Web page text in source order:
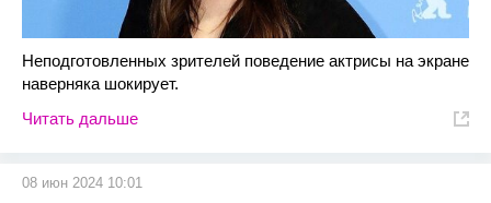
Неподготовленных зрителей поведение актрисы на экране
наверняка шокирует.
Читать дальше
08 июн 2024 10:01